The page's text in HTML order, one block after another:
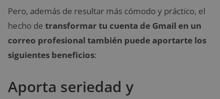
Pero, además de resultar más cómodo y práctico, el
hecho de transformar tu cuenta de Gmail en un
correo profesional también puede aportarte los
siguientes beneficios:
Aporta seriedad y